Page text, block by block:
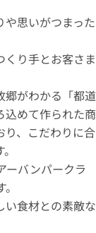
や思いがつまった
り手とお客さま
郷がわかる「都道
込めて作られた商
り、こだわりに合
ーバンパークラ
い食材との素敵な